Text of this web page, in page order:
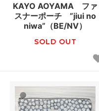
KAYO AOYAMA ファ
スナーポーチ ”jiui no
niwa”（BE/NV）
SOLD OUT